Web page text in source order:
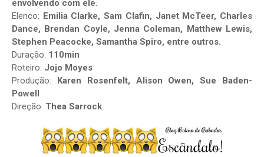
envolvendo com ele.
Elenco: Emilia Clarke, Sam Clafin, Janet McTeer, Charles
Dance, Brendan Coyle, Jenna Coleman, Matthew Lewis,
Stephen Peacocke, Samantha Spiro, entre outros.
Duração: 110min
Roteiro: Jojo Moyes
Produção:
Karen Rosenfelt, Alison Owen, Sue Baden-
Powell
Direção: Thea Sarrock